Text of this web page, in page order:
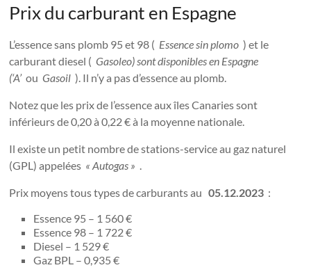
Prix ​​du carburant en Espagne
L’essence sans plomb 95 et 98 ( Essence sin plomo ) et le
carburant diesel (Gasoleo) sont disponibles en Espagne
(‘A’ouGasoil ). Il n’y a pas d’essence au plomb.
Notez que les prix de l’essence aux îles Canaries sont
inférieurs de 0,20 à 0,22 € à la moyenne nationale.
Il existe un petit nombre de stations-service au gaz naturel
(GPL) appelées « Autogas »
Prix ​​moyens tous types de carburants au05.12.2023 :
Essence 95 – 1 560 €
Essence 98 – 1 722 €
Diesel – 1 529 €
Gaz BPL – 0,935 €